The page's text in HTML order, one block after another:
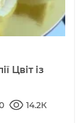
Цвіт із
14.2К